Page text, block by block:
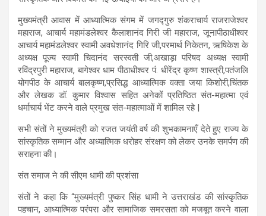
मुख्यमंत्री आवास में आध्यात्मिक संगम में जगद्गुरु शंकराचार्य राजराजेश्वर
महाराज, आचार्य महामंडलेश्वर कैलाशानंद गिरी जी महाराज, जूनापीठाधीश्वर
आचार्य महामंडलेश्वर स्वामी अवधेशानंद गिरि जी,परमार्थ निकेतन, ऋषिकेश के
अध्यक्ष पूज्य स्वामी चिदानंद सरस्वती जी,अखाड़ा परिषद अध्यक्ष स्वामी
रविंद्रपुरी महाराज, बागेश्वर धाम पीठाधीश्वर पं. धीरेंद्र कृष्ण शास्त्री,पतंजलि
योगपीठ के आचार्य बालकृष्ण,प्रसिद्ध आध्यात्मिक वक्ता जया किशोरी,चिंतक
और लेखक डॉ. कुमार विश्वास सहित अनेकों प्रतिष्ठित संत-महात्मा एवं
धर्माचार्य भेंट करने वाले प्रमुख संत-महात्माओं में शामिल रहे |
सभी संतों ने मुख्यमंत्री को रजत जयंती वर्ष की शुभकामनाएँ देते हुए राज्य के
सांस्कृतिक सम्मान और अध्यात्मिक धरोहर संरक्षण को लेकर उनके समर्पण की
सराहना की।
संत समाज ने की सीएम धामी की प्रशंसा
संतों ने कहा कि “मुख्यमंत्री पुष्कर सिंह धामी ने उत्तराखंड की सांस्कृतिक
पहचान, आध्यात्मिक परंपरा और सामाजिक समरसता को मजबूत करने वाला